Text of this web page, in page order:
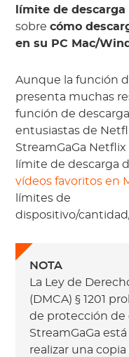
límite de
sobrecómo
en su PC Mac/
Aunque la función
presenta muchas
función de
entusiastas de
StreamGaGa
límite de descarga
vídeos favoritos en
límites de
dispositivo/
NOTA
La Ley de
(DMCA) § 1201
de protección de
StreamGaGa
realizar una